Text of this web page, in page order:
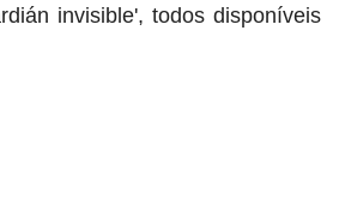
invisible', todos disponíveis